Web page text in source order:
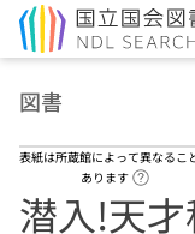
図書
表紙は所蔵館によって異なるこ
あります
潜入!天